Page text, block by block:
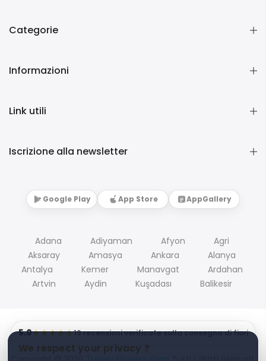
We respect your privacy ?
Categorie
Informazioni
Link utili
Iscrizione alla newsletter
Google Play App Store AppGallery
Adana Adiyaman Afyon
Agri
Aksaray
Amasya Ankara
Alanya
Antalya
Kemer Manavgat
Ardahan
Artvin
Aydin Kuşadası Balikesir
5.0★★★★★19 recensioni verificate sulla consegna di fiori